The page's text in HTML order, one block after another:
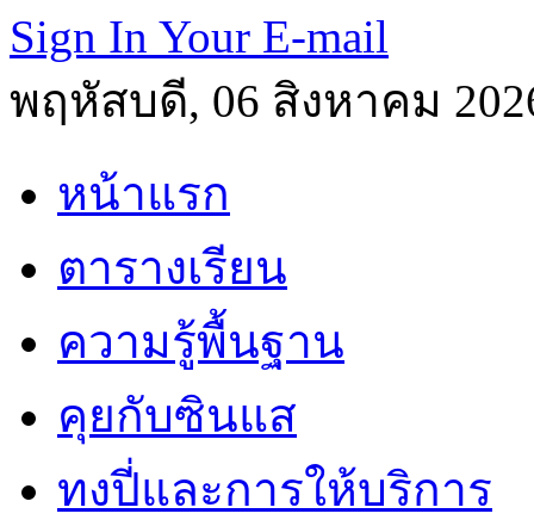
Sign In Your E-mail
พฤหัสบดี, 06 สิงหาคม
หน้าแรก
ตารางเรียน
ความรู้พื้นฐาน
คุยกับซินแส
ทงปี่และการให้บริการ